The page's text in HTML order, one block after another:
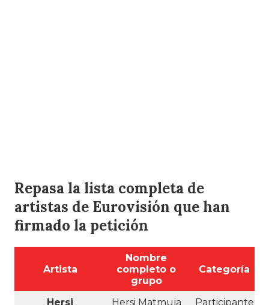
Repasa la lista completa de
artistas de Eurovisión que han
firmado la petición
Artista
Nombre
completo o
grupo
Categoría
Hersi Hersi Matmuja Participante